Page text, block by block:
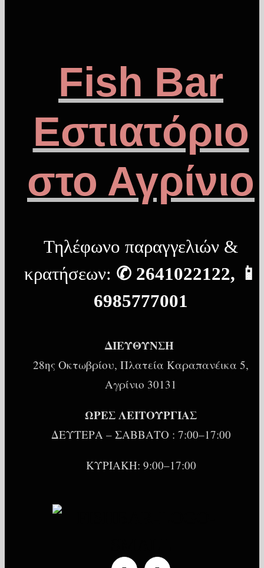
Fish Bar
Εστιατόριο
στο Αγρίνιο
Τηλέφωνο παραγγελιών &
κρατήσεων: ✆ 2641022122, 📱
6985777001
ΔΙΕΥΘΥΝΣΗ
28ης Οκτωβρίου, Πλατεία Καραπανέικα 5,
Αγρίνιο 30131
ΩΡΕΣ ΛΕΙΤΟΥΡΓΙΑΣ
ΔΕΥΤΕΡΑ – ΣΑΒΒΑΤΟ : 7:00–17:00
ΚΥΡΙΑΚΗ: 9:00–17:00